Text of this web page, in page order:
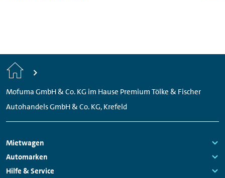
Start
Mofuma GmbH & Co. KG im Hause Premium Tölke & Fischer
Autohandels GmbH & Co. KG, Krefeld
Footer
Navigation
Mietwagen
Links:
Automarken
Links:
Hilfe & Service